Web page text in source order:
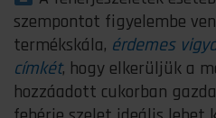
szempontot figyelembe
termékskála, érdemes
címkét, hogy elkerüljük a
hozzáadott cukorban